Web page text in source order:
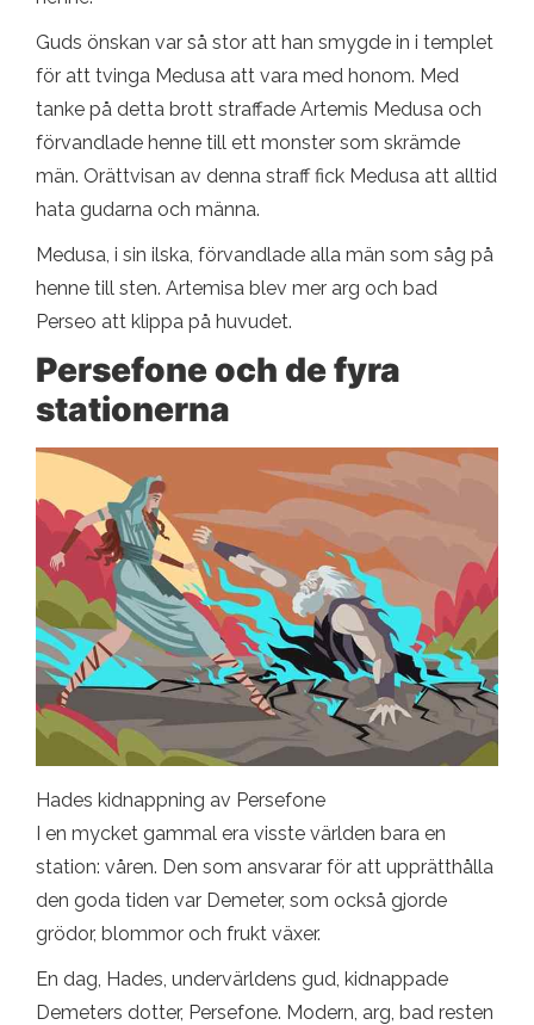
Guds önskan var så stor att han smygde in i templet
för att tvinga Medusa att vara med honom. Med
tanke på detta brott straffade Artemis Medusa och
förvandlade henne till ett monster som skrämde
män. Orättvisan av denna straff fick Medusa att alltid
hata gudarna och männa.
Medusa, i sin ilska, förvandlade alla män som såg på
henne till sten. Artemisa blev mer arg och bad
Perseo att klippa på huvudet.
Persefone och de fyra
stationerna
Hades kidnappning av Persefone
I en mycket gammal era visste världen bara en
station: våren. Den som ansvarar för att upprätthålla
den goda tiden var Demeter, som också gjorde
grödor, blommor och frukt växer.
En dag, Hades, undervärldens gud, kidnappade
Demeters dotter, Persefone. Modern, arg, bad resten